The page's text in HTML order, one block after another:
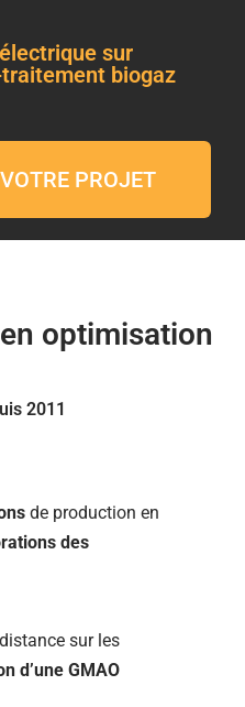
sur
biogaz
PROJET
optimisation
2011
de production en
des
sur les
d’une GMAO